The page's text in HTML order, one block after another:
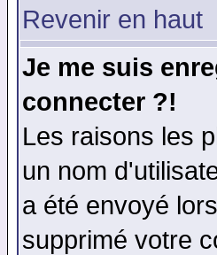
Revenir en haut
Je me suis
connecter ?!
Les raisons les
un nom
a été envoyé
supprimé votre